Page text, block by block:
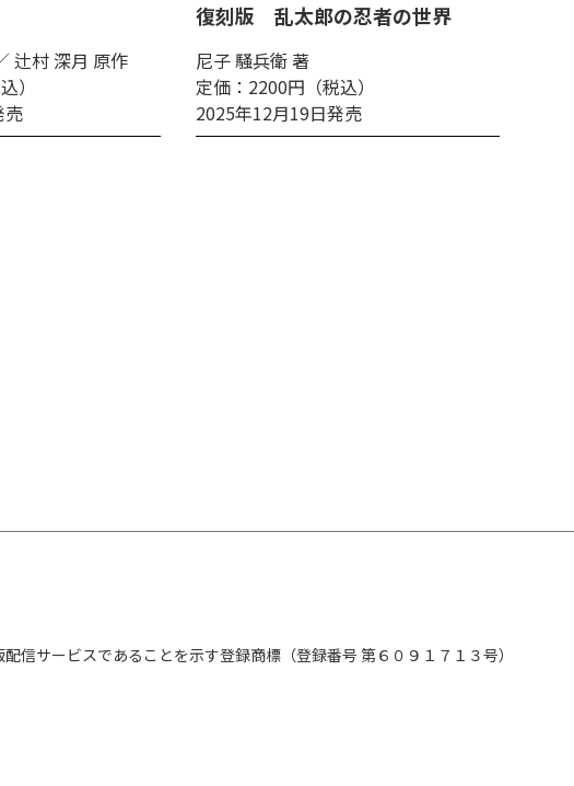
辻村 深月 原作
）
売
復刻版 乱太郎の忍者の世界
尼子 騒兵衛 著
定価：2200円（税込）
2025年12月19日発売
サービスであることを示す登録商標（登録番号 第６０９１７１３号）